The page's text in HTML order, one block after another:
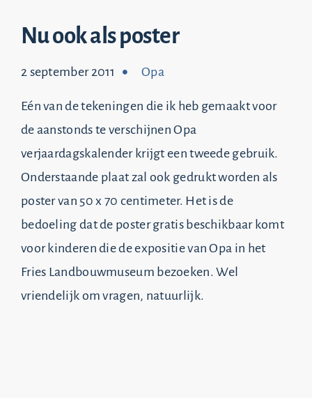
Nieuws
Top 20
Nu ook als poster
2 september 2011 Opa
Eén van de tekeningen die ik heb gemaakt voor
de aanstonds te verschijnen Opa
verjaardagskalender krijgt een tweede gebruik.
Onderstaande plaat zal ook gedrukt worden als
poster van 50 x 70 centimeter. Het is de
bedoeling dat de poster gratis beschikbaar komt
voor kinderen die de expositie van Opa in het
Fries Landbouwmuseum bezoeken. Wel
vriendelijk om vragen, natuurlijk.